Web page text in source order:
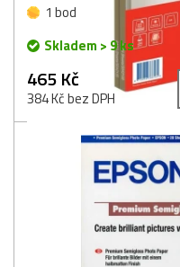
1 bod
Skladem > 9 ks
465 Kč
384 Kč bez DPH